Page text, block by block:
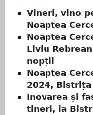
Vineri, vino
Noaptea
Noaptea
Liviu
nopții
Noaptea
2024, Bistrița
Inovarea și
tineri, la